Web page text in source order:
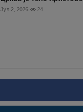
Јул 2, 2026 24